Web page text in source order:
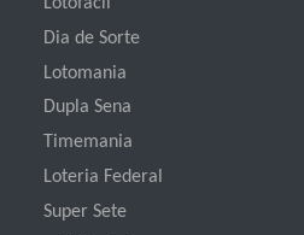
Dia de Sorte
Lotomania
Dupla Sena
Timemania
Loteria Federal
Super Sete